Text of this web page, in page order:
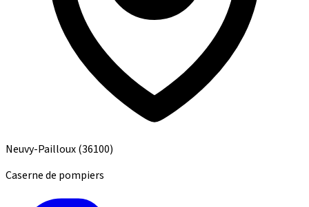
Neuvy-Pailloux(36100)
Caserne de pompiers